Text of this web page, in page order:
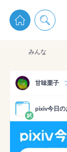
pixiv Sketchは2024
通
みんな
甘味栗子
pixiv今日